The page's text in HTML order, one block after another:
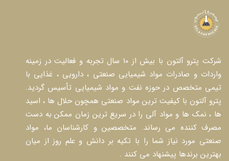
شرکت پترو آلتون با بیش از ۱۰ سال تجربه و فعالیت در زمینه
واردات و صادرات مواد شیمیایی صنعتی ، دارویی ، غذایی با
تیمی متخصص در حوزه نفت و مواد شیمیایی تأسیس گردید.
پترو آلتون با کیفیت ترین مواد صنعتی همچون حلال ها ، اسید
ها ، نمک ها و مواد آلی را در سریع ترین زمان ممکن به دست
مصرف کننده می رساند. متخصصین و کارشناسان ما، مواد
صنعتی مورد نیاز شما را با تکیه بر دانش و علم روز از میان
بهترین برندها پیشنهاد می کنند .